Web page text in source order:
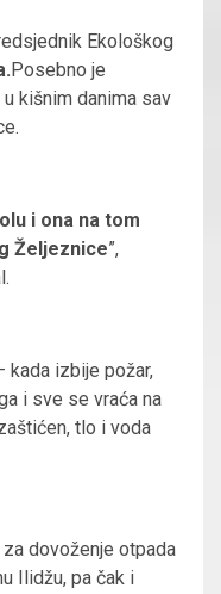
Ekološkog
Posebno je
kišnim danima sav
i ona na tom
Željeznice”,
kada izbije požar,
i sve se vraća na
tlo i voda
dovoženje otpada
Ilidžu, pa čak i